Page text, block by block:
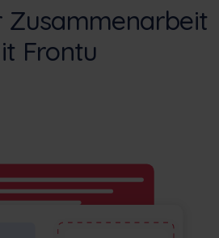
Zusammenarbeit
Frontu